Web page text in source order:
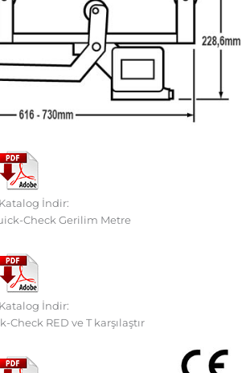
Katalog İndir:
Check Gerilim Metre
Katalog İndir:
Check RED ve T karşılaştır